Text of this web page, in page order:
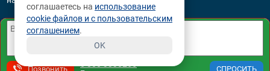
Позвонить
соглашаетесь на использование
cookie файлов и с пользовательским
соглашением.
OK